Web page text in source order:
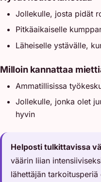
Jollekulle, josta pidät
Pitkäaikaiselle
Läheiselle ystävälle,
Milloin kannattaa
Ammatillisissa
Jollekulle, jonka olet
hyvin
Helposti tulkittavissa
väärin liian
lähettäjän